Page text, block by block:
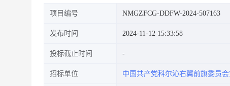
项目编号 NMGZFCG-DDFW-2024-507163
发布时间 2024-11-12 15:33:58
投标截止时间
招标单位 中国共产党科尔沁右翼前旗委员